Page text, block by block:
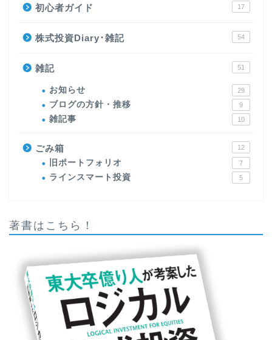
初心者ガイド 17
株式投資Diary･雑記 54
雑記 51
お知らせ 29
ブログの方針・推移 9
雑記事 10
ごみ箱 12
旧ポートフォリオ 7
ラインスマート投資 5
著書はこちら！